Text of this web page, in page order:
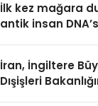
İlk kez mağara
antik insan
İran, İngiltere
Dışişleri